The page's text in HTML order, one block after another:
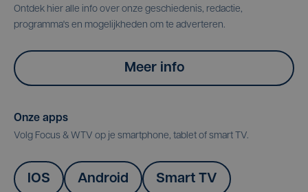
Ontdek hier alle info over onze geschiedenis, redactie,
programma's en mogelijkheden om te adverteren.
Meer info
Onze apps
Volg Focus & WTV op je smartphone, tablet of smart TV.
IOS Android Smart TV